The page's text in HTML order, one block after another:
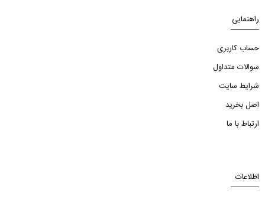
راهنمایی
حساب کاربری
سوالات متداول
شرایط سایت
اصل بخرید
ارتباط با ما
اطلاعات